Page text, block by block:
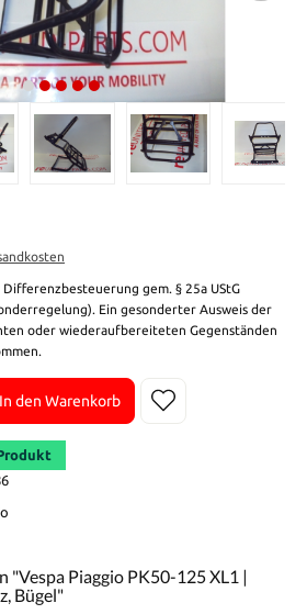
gem. § 25a UStG
Ein gesonderter Ausweis der
oder wiederaufbereiteten Gegenständen
In den Warenkorb
Piaggio PK50-125 XL1 |
Bügel"